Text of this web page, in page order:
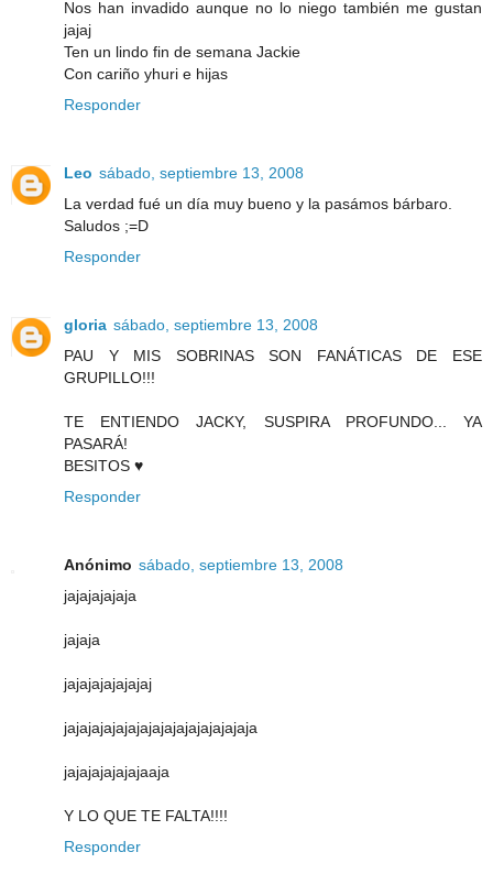
Nos han invadido aunque no lo niego también me gustan
jajaj
Ten un lindo fin de semana Jackie
Con cariño yhuri e hijas
Responder
Leo sábado, septiembre 13, 2008
La verdad fué un día muy bueno y la pasámos bárbaro.
Saludos ;=D
Responder
gloria sábado, septiembre 13, 2008
PAU Y MIS SOBRINAS SON FANÁTICAS DE ESE
GRUPILLO!!!
TE ENTIENDO JACKY, SUSPIRA PROFUNDO... YA
PASARÁ!
BESITOS ♥
Responder
Anónimo sábado, septiembre 13, 2008
jajajajajaja
jajaja
jajajajajajajaj
jajajajajajajajajajajajajajajaja
jajajajajajajaaja
Y LO QUE TE FALTA!!!!
Responder